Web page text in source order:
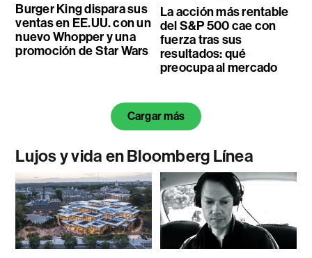
Burger King dispara sus
ventas en EE.UU. con un
nuevo Whopper y una
promoción de Star Wars
La acción más rentable
del S&P 500 cae con
fuerza tras sus
resultados: qué
preocupa al mercado
Cargar más
Lujos y vida en Bloomberg Línea